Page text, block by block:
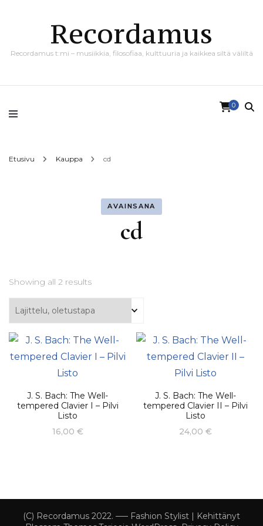
Recordamus
Recordamus t:mi – musiikkia, filosofiaa, kulttuuria ja kaikkea siltä väliltä
0
Etusivu Kauppa cd
AVAINSANA
cd
Showing all 2 results
J. S. Bach: The Well-
tempered Clavier I – Pilvi
Listo
16,00 €
J. S. Bach: The Well-
tempered Clavier II – Pilvi
Listo
24,00 €
(C) Recordamus 2022. ––– Fashion Stylist | Kehittänyt